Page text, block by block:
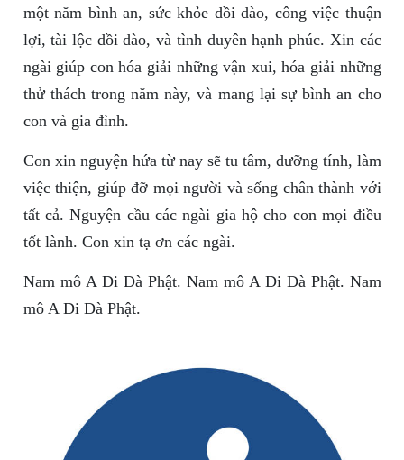
một năm bình an, sức khỏe dồi dào, công việc thuận
lợi, tài lộc dồi dào, và tình duyên hạnh phúc. Xin các
ngài giúp con hóa giải những vận xui, hóa giải những
thử thách trong năm này, và mang lại sự bình an cho
con và gia đình.
Con xin nguyện hứa từ nay sẽ tu tâm, dưỡng tính, làm
việc thiện, giúp đỡ mọi người và sống chân thành với
tất cả. Nguyện cầu các ngài gia hộ cho con mọi điều
tốt lành. Con xin tạ ơn các ngài.
Nam mô A Di Đà Phật. Nam mô A Di Đà Phật. Nam
mô A Di Đà Phật.